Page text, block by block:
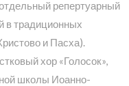
репертуарный
в традиционных
и Пасха).
хор «Голосок»,
школы Иоанно-